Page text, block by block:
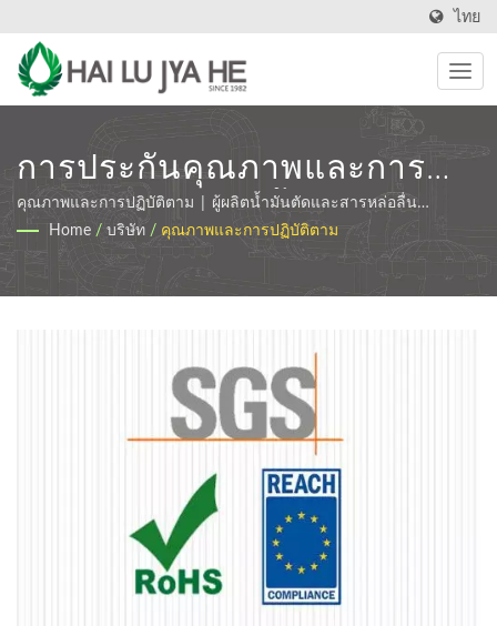
ไทย
การประกันคุณภาพและการ
รับรองวิชาชีพ | น้ำมันหล่อลื่น
และน้ำมันตัดที่เป็นมิตรกับสิ่ง
แวดล้อม | HLJH
คุณภาพและการปฏิบัติตาม | ผู้ผลิตน้ำมันตัดและสารหล่อลื่น
อุตสาหกรรม | HLJH
Home / บริษัท / คุณภาพและการปฏิบัติตาม